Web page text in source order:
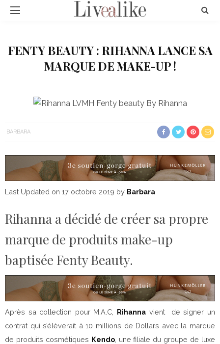
FENTY BEAUTY : RIHANNA LANCE SA
MARQUE DE MAKE-UP !
BARBARA
Last Updated on 17 octobre 2019 by Barbara
Rihanna a décidé de créer sa propre
marque de produits make-up
baptisée Fenty Beauty.
Après sa collection pour M.A.C, Rihanna vient de signer un
contrat qui s’élèverait à 10 millions de Dollars avec la marque
de produits cosmétiques Kendo, une filiale du groupe de luxe